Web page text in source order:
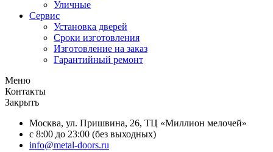
Уличные
Сервис
Установка дверей
Сроки изготовления
Изготовление на заказ
Гарантийный ремонт
Меню
Контакты
Закрыть
Москва, ул. Пришвина, 26, ТЦ «Миллион мелочей»
с 8:00 до 23:00 (без выходных)
info@metal-doors.ru